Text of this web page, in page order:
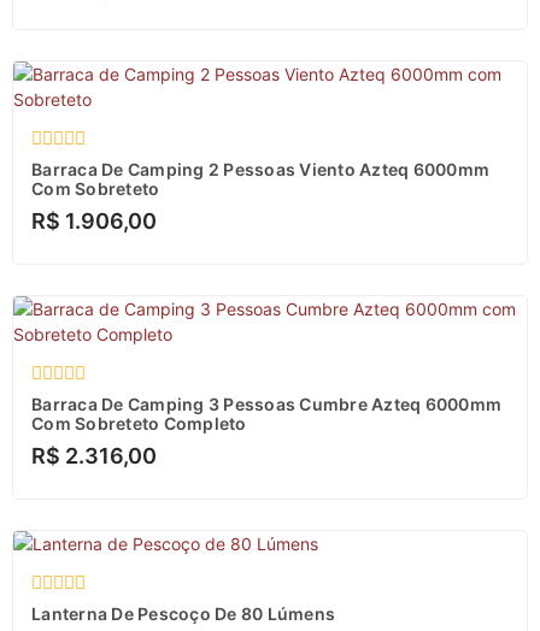
Avaliação
0
de
5
Barraca De Camping 2 Pessoas Viento Azteq 6000mm
Com Sobreteto
R$ 1.906,00
Avaliação
0
de
5
Barraca De Camping 3 Pessoas Cumbre Azteq 6000mm
Com Sobreteto Completo
R$ 2.316,00
Avaliação
Lanterna De Pescoço De 80 Lúmens